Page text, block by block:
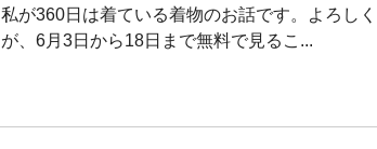
私が360日は着ている着物のお話です。よろし
が、6月3日から18日まで無料で見るこ...